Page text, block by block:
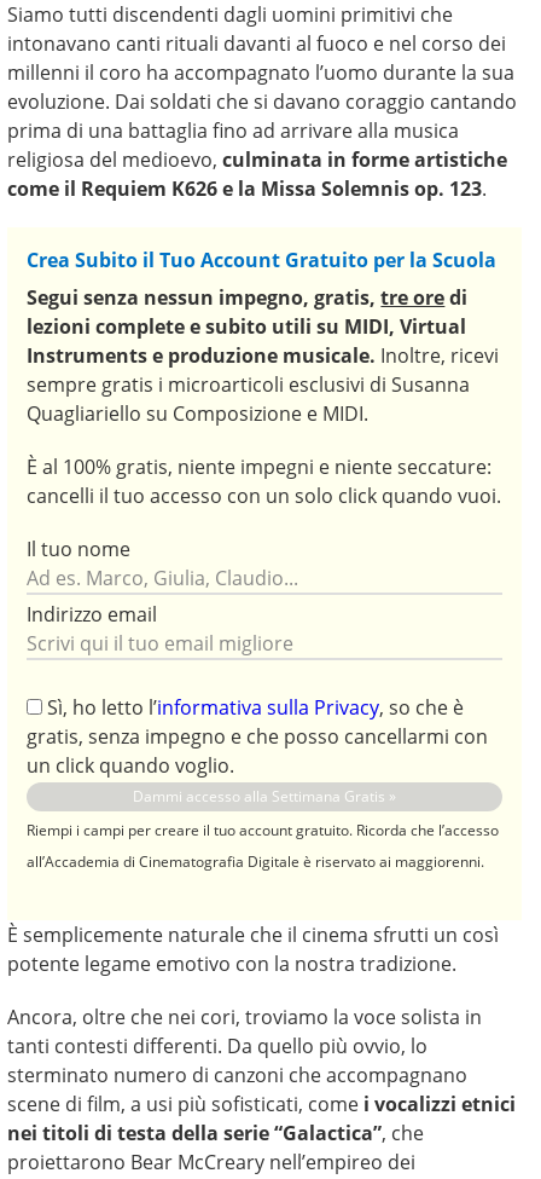
Siamo tutti discendenti dagli uomini primitivi che
intonavano canti rituali davanti al fuoco e nel corso dei
millenni il coro ha accompagnato l’uomo durante la sua
evoluzione. Dai soldati che si davano coraggio cantando
prima di una battaglia fino ad arrivare alla musica
religiosa del medioevo,culminata in forme artistiche
come il Requiem K626 e la Missa Solemnis op. 123.
Crea Subito il Tuo Account Gratuito per la Scuola
Segui senza nessun impegno,gratis,tre oredi
lezioni complete e subito utili su MIDI, Virtual
Instruments e produzione musicale. Inoltre, ricevi
sempre gratis i microarticoli esclusivi di Susanna
Quagliariello su Composizione e MIDI.
È al 100% gratis, niente impegni e niente seccature:
cancelli il tuo accesso con un solo click quando vuoi.
Il tuo nome
Indirizzo email
Sì, ho letto l’informativa sulla Privacy, so che è
gratis, senza impegno e che posso cancellarmi con
un click quando voglio.
Riempi i campi per creare il tuo account gratuito. Ricorda che l’accesso
all’Accademia di Cinematografia Digitale è riservato ai maggiorenni.
È semplicemente naturale che il cinema sfrutti un così
potente legame emotivo con la nostra tradizione.
Ancora, oltre che nei cori, troviamo la voce solista in
tanti contesti differenti. Da quello più ovvio, lo
sterminato numero di canzoni che accompagnano
scene di film, a usi più sofisticati, come i vocalizzi etnici
nei titoli di testa della serie “Galactica”, che
proiettarono Bear McCreary nell’empireo dei